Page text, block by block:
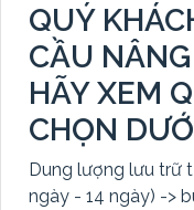
QUÝ
CẦU
HÃY XEM
CHỌN
Dung lượng lưu trữ
ngày - 14 ngày) ->